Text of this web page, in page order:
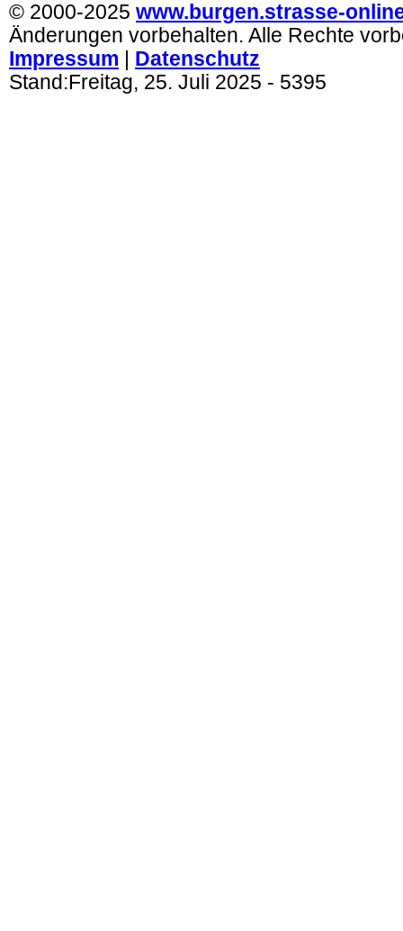
© 2000-2025 www.burgen.strasse-
Änderungen vorbehalten. Alle Rechte
Impressum
Datenschutz
Stand:Freitag, 25. Juli 2025 - 5395